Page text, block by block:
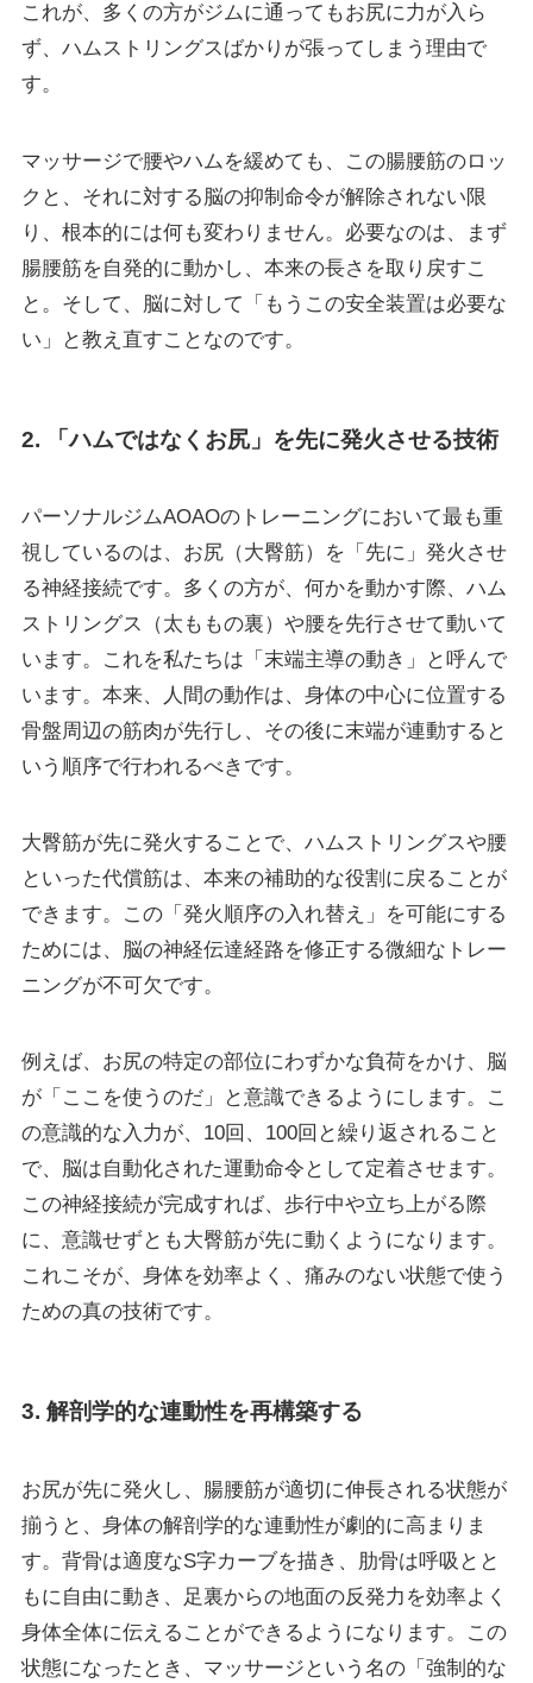
これが、多くの方がジムに通ってもお尻に力が入ら
ず、ハムストリングスばかりが張ってしまう理由で
す。
マッサージで腰やハムを緩めても、この腸腰筋のロッ
クと、それに対する脳の抑制命令が解除されない限
り、根本的には何も変わりません。必要なのは、まず
腸腰筋を自発的に動かし、本来の長さを取り戻すこ
と。そして、脳に対して「もうこの安全装置は必要な
い」と教え直すことなのです。
2. 「ハムではなくお尻」を先に発火させる技術
パーソナルジムAOAOのトレーニングにおいて最も重
視しているのは、お尻（大臀筋）を「先に」発火させ
る神経接続です。多くの方が、何かを動かす際、ハム
ストリングス（太ももの裏）や腰を先行させて動いて
います。これを私たちは「末端主導の動き」と呼んで
います。本来、人間の動作は、身体の中心に位置する
骨盤周辺の筋肉が先行し、その後に末端が連動すると
いう順序で行われるべきです。
大臀筋が先に発火することで、ハムストリングスや腰
といった代償筋は、本来の補助的な役割に戻ることが
できます。この「発火順序の入れ替え」を可能にする
ためには、脳の神経伝達経路を修正する微細なトレー
ニングが不可欠です。
例えば、お尻の特定の部位にわずかな負荷をかけ、脳
が「ここを使うのだ」と意識できるようにします。こ
の意識的な入力が、10回、100回と繰り返されること
で、脳は自動化された運動命令として定着させます。
この神経接続が完成すれば、歩行中や立ち上がる際
に、意識せずとも大臀筋が先に動くようになります。
これこそが、身体を効率よく、痛みのない状態で使う
ための真の技術です。
3. 解剖学的な連動性を再構築する
お尻が先に発火し、腸腰筋が適切に伸長される状態が
揃うと、身体の解剖学的な連動性が劇的に高まりま
す。背骨は適度なS字カーブを描き、肋骨は呼吸とと
もに自由に動き、足裏からの地面の反発力を効率よく
身体全体に伝えることができるようになります。この
状態になったとき、マッサージという名の「強制的な